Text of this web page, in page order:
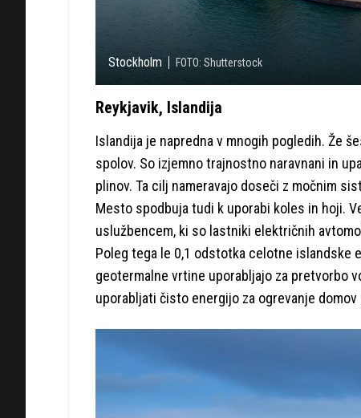
Stockholm FOTO: Shutterstock
Reykjavik, Islandija
Islandija je napredna v mnogih pogledih. Že
spolov. So izjemno trajnostno naravnani in
plinov. Ta cilj nameravajo doseči z močnim
Mesto spodbuja tudi k uporabi koles in hoji.
uslužbencem, ki so lastniki električnih
Poleg tega le 0,1 odstotka celotne islandske
geotermalne vrtine uporabljajo za pretvorbo
uporabljati čisto energijo za ogrevanje